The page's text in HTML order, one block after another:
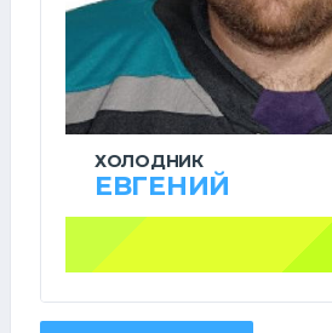
ХОЛОДНИК
ЕВГЕНИЙ